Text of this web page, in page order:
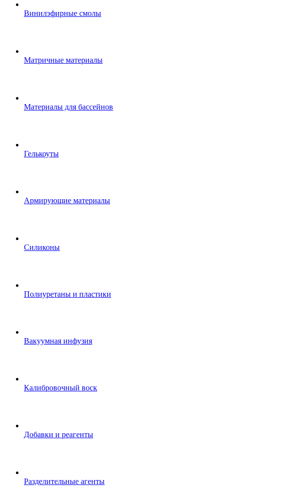
Винилэфирные смолы
Матричные материалы
Материалы для бассейнов
Гелькоуты
Армирующие материалы
Силиконы
Полиуретаны и пластики
Вакуумная инфузия
Калибровочный воск
Добавки и реагенты
Разделительные агенты